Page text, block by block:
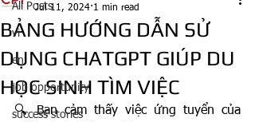
All Posts
vi
en
job opportunity
success stories
BẢNG HƯỚNG DẪN SỬ
DỤNG CHATGPT GIÚP DU
HỌC SINH TÌM VIỆC
Jul 11, 2024 1 min read
🔍 Bạn cảm thấy việc ứng tuyển của